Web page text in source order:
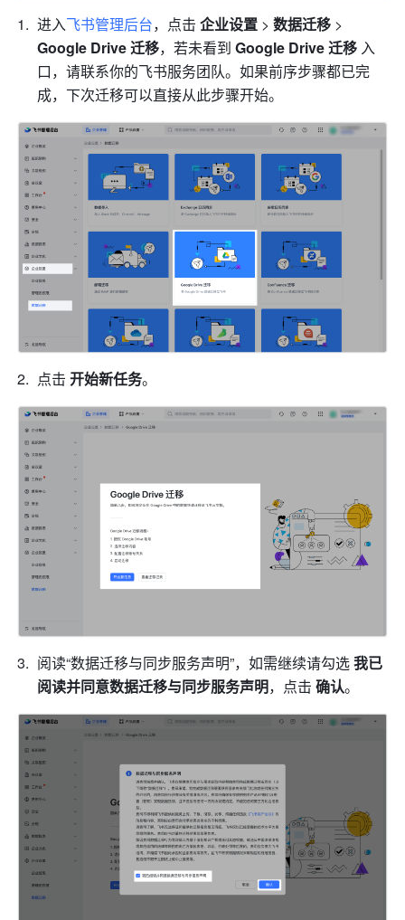
进入飞书管理后台，点击 企业设置 > 数据迁移
Google Drive 迁移，若未看到 Google Drive 迁移 入
口，请联系你的飞书服务团队。如果前序步骤都已完
成，下次迁移可以直接从此步骤开始。
点击 开始新任务。
阅读“数据迁移与同步服务声明”，如需继续请勾选 我已
阅读并同意数据迁移与同步服务声明，点击 确认。